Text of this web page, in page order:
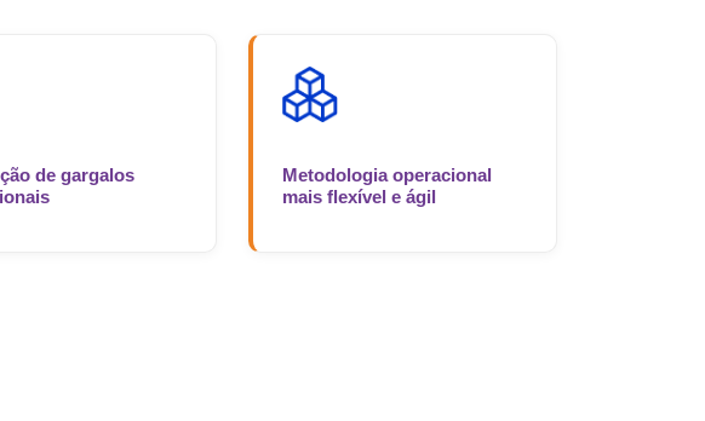
de gargalos
Metodologia operacional
mais flexível e ágil